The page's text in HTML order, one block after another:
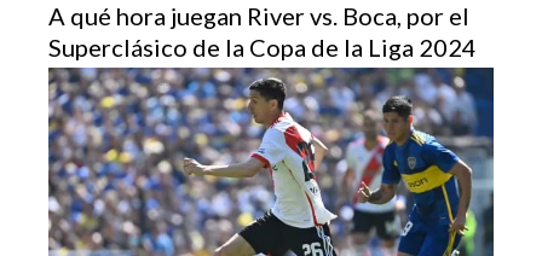
A qué hora juegan River vs. Boca, por el
Superclásico de la Copa de la Liga 2024